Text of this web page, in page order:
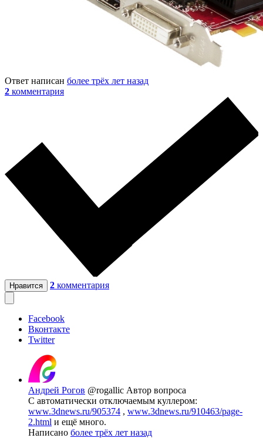
Ответ написан более трёх лет назад
2 комментария
Нравится 2 комментария
Facebook
Вконтакте
Twitter
Андрей Рогов @rogallic Автор вопроса
С автоматически отключаемым куллером:
www.3dnews.ru/905374 , www.3dnews.ru/910463/page-
2.html и ещё много.
Написано более трёх лет назад